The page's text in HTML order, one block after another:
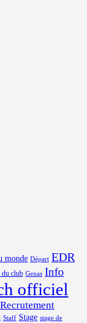
monde Départ EDR
du club Genas Info
officiel
Recrutement
Staff Stage stage de